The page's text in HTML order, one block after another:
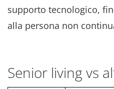
supporto tecnologico,
alla persona non
Senior living vs